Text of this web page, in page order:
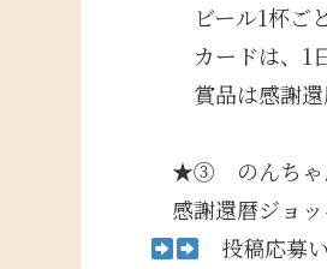
ビール1杯ごと
カードは、1日
賞品は感謝還
★③ のんちゃん
感謝還暦ジョ
投稿応募